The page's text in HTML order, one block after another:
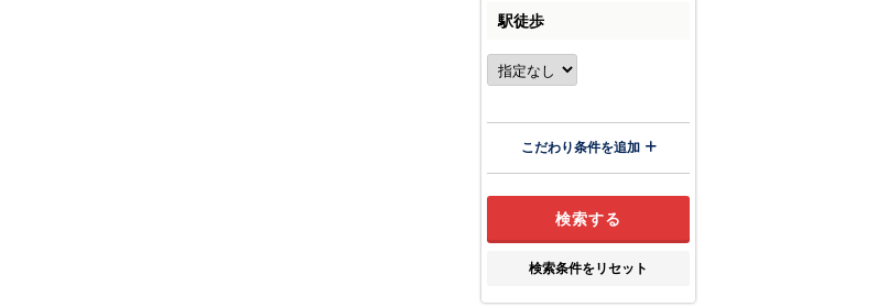
駅徒歩
こだわり条件を追加
検索条件をリセット